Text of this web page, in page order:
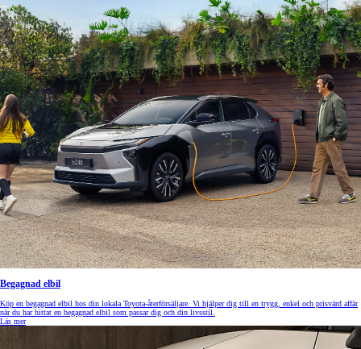
Begagnad elbil
Köp en begagnad elbil hos din lokala Toyota-återförsäljare. Vi hjälper dig till en trygg, enkel och prisvärd affär
när du har hittat en begagnad elbil som passar dig och din livsstil.
Läs mer